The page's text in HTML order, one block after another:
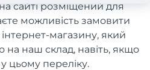
сайті розміщений для
можливість замовити
магазину, який
на наш склад, навіть, якщо
цьому переліку.